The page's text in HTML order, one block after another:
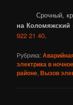
Срочный,
на Коломяжский
922 21 40.
Рубрика:
электрика в
районе,Вызов